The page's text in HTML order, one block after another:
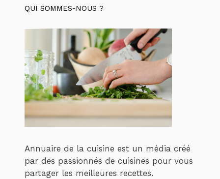
QUI SOMMES-NOUS ?
Annuaire de la cuisine est un média créé
par des passionnés de cuisines pour vous
partager les meilleures recettes.